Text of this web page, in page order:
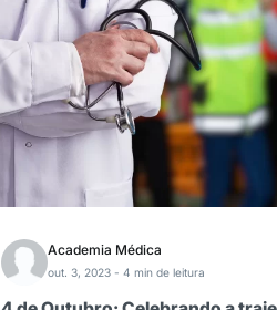
Academia Médica
out. 3, 2023 - 4 min de leitura